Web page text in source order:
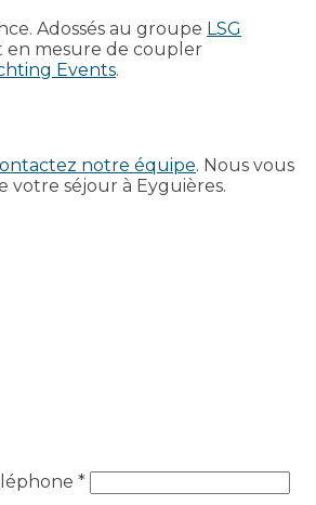
Adossés au groupe LSG
en mesure de coupler
Events.
notre équipe. Nous vous
séjour à Eyguières.
*